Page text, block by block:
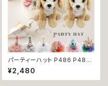
パーティーハット P486 P487
P488 P489 P490 P491 三
角帽子 とんがり帽子 王冠 帽子
ハット 誕生日 パーティー ドック
¥2,480